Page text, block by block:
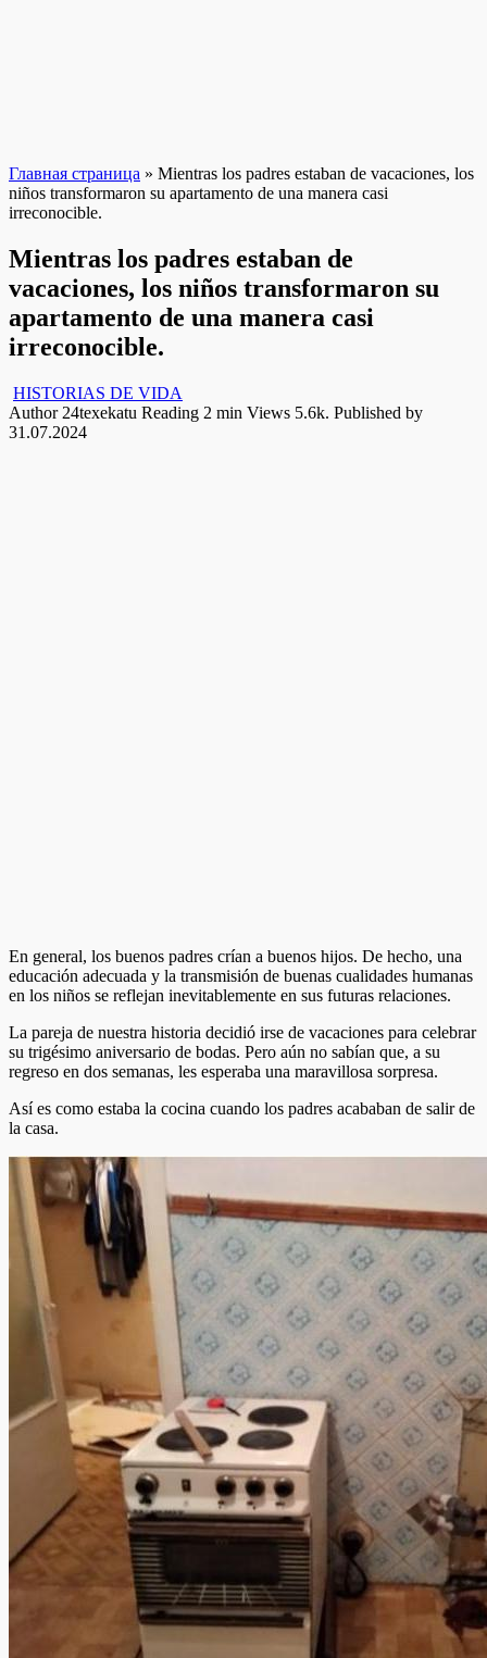
Главная страница » Mientras los padres estaban de vacaciones, los
niños transformaron su apartamento de una manera casi
irreconocible.
Mientras los padres estaban de
vacaciones, los niños transformaron su
apartamento de una manera casi
irreconocible.
HISTORIAS DE VIDA
Author 24texekatu Reading 2 min Views 5.6k. Published by
31.07.2024
En general, los buenos padres crían a buenos hijos. De hecho, una
educación adecuada y la transmisión de buenas cualidades humanas
en los niños se reflejan inevitablemente en sus futuras relaciones.
La pareja de nuestra historia decidió irse de vacaciones para celebrar
su trigésimo aniversario de bodas. Pero aún no sabían que, a su
regreso en dos semanas, les esperaba una maravillosa sorpresa.
Así es como estaba la cocina cuando los padres acababan de salir de
la casa.